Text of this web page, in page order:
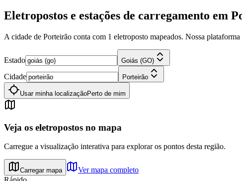
Eletropostos e estações de carregamento em
A cidade de Porteirão conta com 1 eletroposto mapeados. Nossa
Estado Goiás (GO)
Cidade Porteirão
Usar minha localizaçãoPerto de mim
Veja os eletropostos no mapa
Carregue a visualização interativa para explorar os pontos desta região.
Carregar mapa
Ver mapa completo